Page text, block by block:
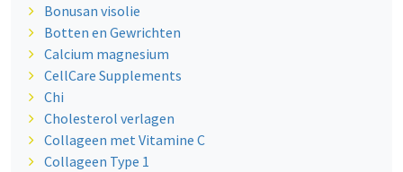
Bonusan visolie
Botten en Gewrichten
Calcium magnesium
CellCare Supplements
Chi
Cholesterol verlagen
Collageen met Vitamine C
Collageen Type 1